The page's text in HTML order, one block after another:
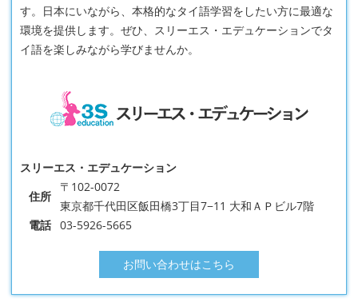
す。日本にいながら、本格的なタイ語学習をしたい方に最適な
環境を提供します。ぜひ、スリーエス・エデュケーションでタ
イ語を楽しみながら学びませんか。
スリーエス・エデュケーション
住所
〒102-0072
東京都千代田区飯田橋3丁目7−11 大和ＡＰビル7階
電話 03-5926-5665
お問い合わせはこちら